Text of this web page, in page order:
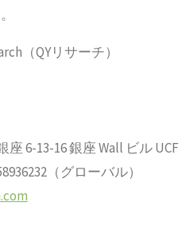
（QYリサーチ）
6-13-16 銀座 Wall ビル
（グローバル）